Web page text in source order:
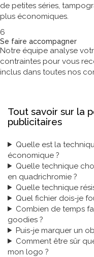
de petites séries,
plus économiques.
6
Se faire accompagner
Notre équipe analyse
contraintes pour vous
inclus dans toutes nos
Tout savoir sur la
publicitaires
Quelle est la
économique ?
Quelle technique
en quadrichromie ?
Quelle technique
Quel fichier dois-je
Combien de temps
goodies ?
Puis-je marquer un
Comment être sûr
mon logo ?